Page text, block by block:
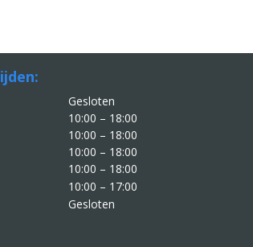
Gesloten
10:00 – 18:00
10:00 – 18:00
10:00 – 18:00
10:00 – 18:00
10:00 – 17:00
Gesloten